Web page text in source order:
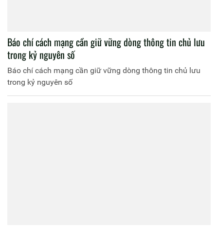
Báo chí cách mạng cần giữ vững dòng thông tin chủ lưu
trong kỷ nguyên số
Báo chí cách mạng cần giữ vững dòng thông tin chủ lưu
trong kỷ nguyên số